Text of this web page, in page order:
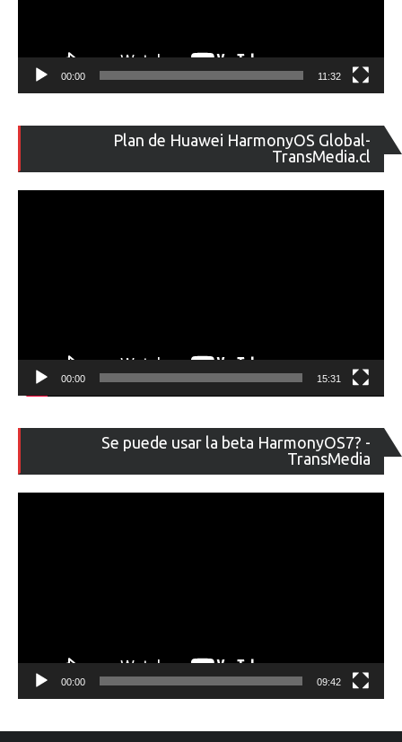
00:00 11:32
Plan de Huawei HarmonyOS Global-
TransMedia.cl
de
00:00 15:31
Se puede usar la beta HarmonyOS7? -
TransMedia
de
00:00 09:42